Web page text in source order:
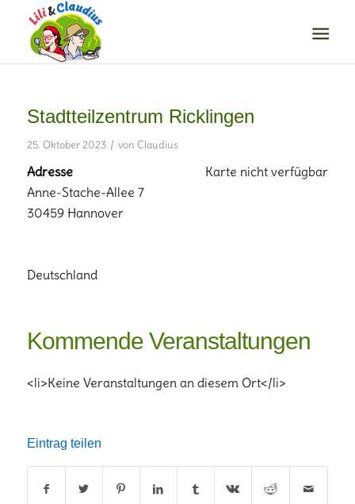
Stadtteilzentrum Ricklingen
25. Oktober 2023 / von Claudius
Karte nicht verfügbar
Adresse
Anne-Stache-Allee 7
30459 Hannover
Deutschland
Kommende Veranstaltungen
<li>Keine Veranstaltungen an diesem Ort</li>
Eintrag teilen